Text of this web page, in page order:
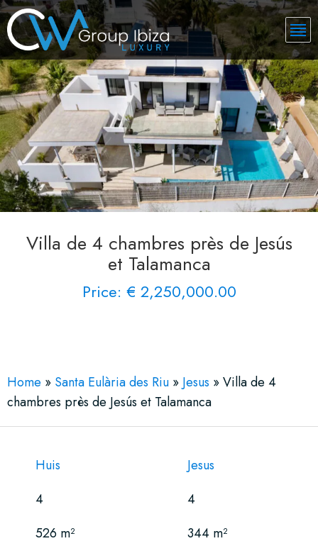
Villa de 4 chambres près de Jesús
et Talamanca
Price: € 2,250,000.00
Home » Santa Eulària des Riu » Jesus »Villa de 4
chambres près de Jesús et Talamanca
Huis
Jesus
4
4
526 m²
344 m²